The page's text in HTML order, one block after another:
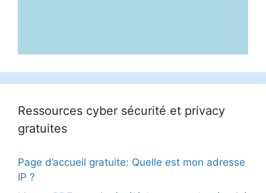
Ressources cyber sécurité et privacy
gratuites
Page d’accueil gratuite: Quelle est mon adresse
IP ?